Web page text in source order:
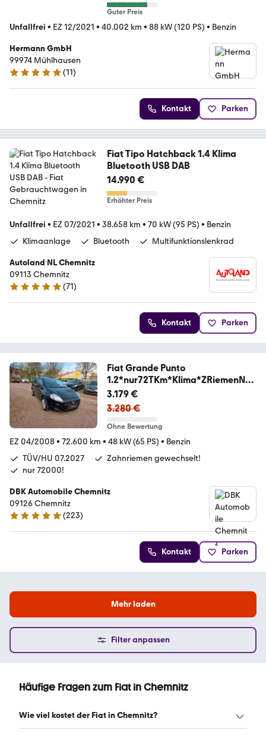
Guter Preis
Unfallfrei • EZ 12/2021 • 40.002 km • 88 kW (120 PS) • Benzin
Hermann GmbH
99974 Mühlhausen
5 Sterne
(11)
Kontakt Parken
Fiat Tipo Hatchback 1.4 Klima
Bluetooth USB DAB
14.990 €
Erhöhter Preis
Unfallfrei • EZ 07/2021 • 38.658 km • 70 kW (95 PS) • Benzin
Klimaanlage
Bluetooth Multifunktionslenkrad
Autoland NL Chemnitz
09113 Chemnitz
4.8 Sterne
(71)
Kontakt Parken
Fiat Grande Punto
1.2*nur72TKm*Klima*ZRiemenNE
U*
3.179 €
3.280 €
Ohne Bewertung
EZ 04/2008• 72.600 km • 48 kW (65 PS) • Benzin
TÜV/HU 07.2027
Zahnriemen gewechselt!
nur 72000!
DBK Automobile Chemnitz
09126 Chemnitz
4.9 Sterne
(223)
Kontakt Parken
Mehr laden
Filter anpassen
Häufige Fragen zum Fiat in Chemnitz
Wie viel kostet der Fiat in Chemnitz?